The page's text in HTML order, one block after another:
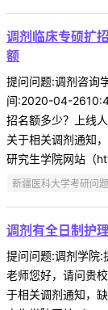
调剂临床专硕扩
额
提问问题:调剂咨询
间:2020-04-
招名额多少？上线
关于相关调剂通知
研究生学院网站（
新疆医科大学考研问题
调剂有全日制护
提问问题:调剂学
老师您好，请问贵
于相关调剂通知，